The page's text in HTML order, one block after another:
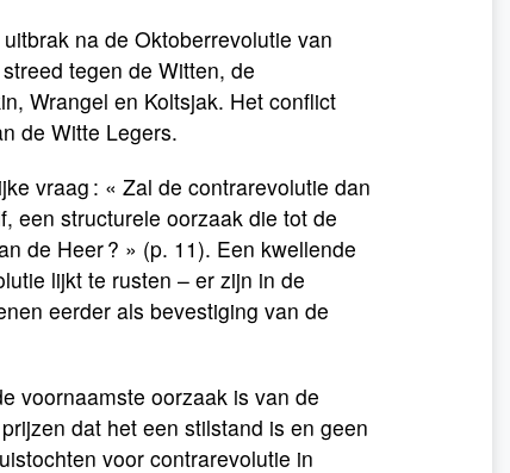
na de Oktoberrevolutie van
tegen de Witten, de
Wrangel en Koltsjak. Het conflict
de Witte Legers.
vraag : « Zal de contrarevolutie dan
een structurele oorzaak die tot de
de Heer ? » (p. 11). Een kwellende
lijkt te rusten – er zijn in de
eerder als bevestiging van de
voornaamste oorzaak is van de
dat het een stilstand is en geen
voor contrarevolutie in